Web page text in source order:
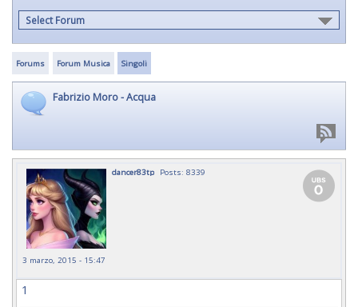
Select Forum
Forums Forum Musica Singoli
Fabrizio Moro - Acqua
dancer83tp Posts: 8339
3 marzo, 2015 - 15:47
1